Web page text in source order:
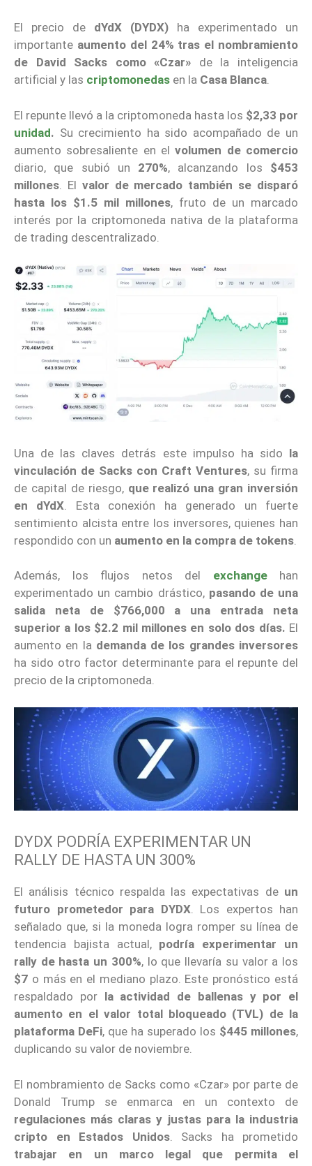
El precio de dYdX (DYDX) ha experimentado un
importante aumento del 24% tras el nombramiento
de David Sacks como «Czar» de la inteligencia
artificial y las criptomonedas en la Casa Blanca.
El repunte llevó a la criptomoneda hasta los $2,33 por
unidad. Su crecimiento ha sido acompañado de un
aumento sobresaliente en elvolumen de comercio
diario, que subió un 270%, alcanzando los $453
millones . El valor de mercado también se disparó
hasta los $1.5 mil millones, fruto de un marcado
interés por la criptomoneda nativa de la plataforma
de trading descentralizado.
Una de las claves detrás este impulso ha sido la
vinculación de Sacks con Craft Ventures, su firma
de capital de riesgo, que realizó una gran inversión
en dYdX . Esta conexión ha generado un fuerte
sentimiento alcista entre los inversores, quienes han
respondido con un aumento en la compra de tokens
Además, los flujos netos del exchange
han
experimentado un cambio drástico, pasando de una
salida neta de $766,000 a una entrada neta
superior a los $2.2 mil millones en solo dos días. El
aumento en la demanda de los grandes inversores
ha sido otro factor determinante para el repunte del
precio de la criptomoneda.
DYDX PODRÍA EXPERIMENTAR UN
RALLY DE HASTA UN 300%
El análisis técnico respalda las expectativas de un
futuro prometedor para DYDX. Los expertos han
señalado que, si la moneda logra romper su línea de
tendencia bajista actual, podría experimentar un
rally de hasta un 300%, lo que llevaría su valor a los
$7 o más en el mediano plazo. Este pronóstico está
respaldado por la actividad de ballenas y por el
aumento en el valor total bloqueado (TVL) de la
plataforma DeFi, que ha superado los $445 millones,
duplicando su valor de noviembre.
El nombramiento de Sacks como «Czar» por parte de
Donald Trump se enmarca en un contexto de
regulaciones más claras y justas para la industria
cripto
en Estados Unidos. Sacks ha prometido
trabajar en un marco legal que permita el